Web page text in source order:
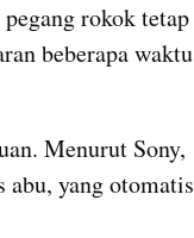
rokok tetap
beberapa waktu
Menurut Sony,
abu, yang otomatis